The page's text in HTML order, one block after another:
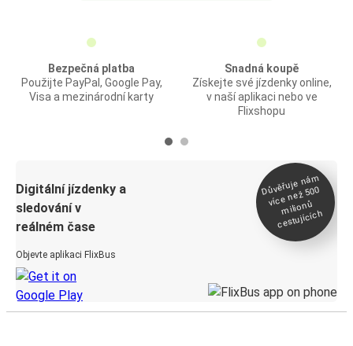
Bezpečná platba
Použijte PayPal, Google Pay,
Visa a mezinárodní karty
Snadná koupě
Získejte své jízdenky online,
v naší aplikaci nebo ve
Flixshopu
Digitální jízdenky a
sledování v
reálném čase
Objevte aplikaci FlixBus
Důvěřuje ná
m
více než 500
milionů
cestujících